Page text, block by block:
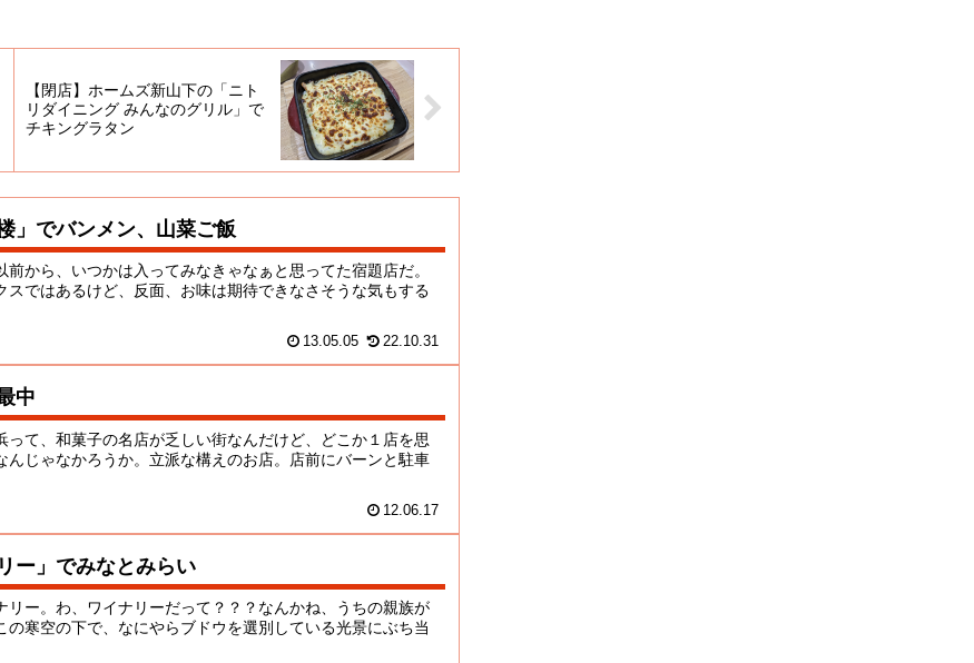
【閉店】ホームズ新山下の「ニト
リダイニング みんなのグリル」で
チキングラタン
」でバンメン、山菜ご飯
から、いつかは入ってみなきゃなぁと思ってた宿題店だ。
スではあるけど、反面、お味は期待できなさそうな気もする
13.05.05 22.10.31
中
って、和菓子の名店が乏しい街なんだけど、どこか１店を思
んじゃなかろうか。立派な構えのお店。店前にバーンと駐車
12.06.17
ー」でみなとみらい
リー。わ、ワイナリーだって？？？なんかね、うちの親族が
の寒空の下で、なにやらブドウを選別している光景にぶち当